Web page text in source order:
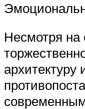
Несмотря на
архитектуру